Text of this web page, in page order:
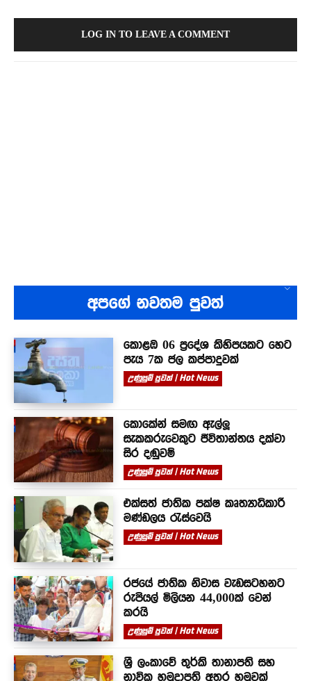
LOG IN TO LEAVE A COMMENT
අපගේ නවතම පුවත්
කොළඹ 06 ප්‍රදේශ කිහිපයකට හෙට
පැය 7ක ජල කප්පාදුවක්
උණුසුම් පුවත් | Hot News
කොකේන් සමඟ ඇල්ලූ
සැකකරුවෙකුට ජීවිතාන්තය දක්වා
සිර දඬුවම්
උණුසුම් පුවත් | Hot News
එක්සත් ජාතික පක්ෂ කෘත්‍යාධිකාරී
මණ්ඩලය රැස්වෙයි
උණුසුම් පුවත් | Hot News
රජයේ ජාතික නිවාස වැඩසටහනට
රුපියල් මිලියන 44,000ක් වෙන්
කරයි
උණුසුම් පුවත් | Hot News
ශ්‍රී ලංකාවේ තුර්කි තානාපති සහ
නාවික හමුදාපති අතර හමුවක්